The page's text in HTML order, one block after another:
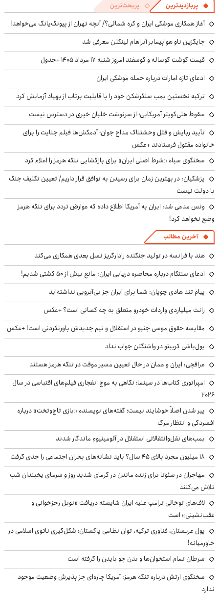
پربازدیدترین پربحث‌ترین
آغاز همکاری موشکی ایران و کره شمالی؟/ آنچه تهران از پیونگ‌یانگ می‌خواهد!
جایگزین ناو هواپیمابر آبراهام لینکلن معرفی شد
قیمت گوشت گوساله و گوسفند امروز شنبه ۱۷ مرداد ۱۴۰۵ +جدول
ادعای تازه امارات درباره حمله موشکی ایران
ترکیه نخستین بمب سنگرشکن خود را با قابلیت پرتاب از پهپاد آزمایش کرد
سقوط هلی‌کوپتر آمریکایی؛ از سرنوشت خلبان خبری در دسترس نیست
تأیید ربایش و قتل وحشتناک مداح جوان؛ آدمکش‌ها فیلم جنایت را برای
خانواده مقتول فرستادند +عکس
سخنگوی سپاه «شرط اصلی ایران» برای بازگشایی تنگه هرمز را اعلام کرد
پزشکیان‌: در بهترین زمان برای رسیدن به توافق قرار داریم/ تعیین تکلیف جنگ
با دولت نیست
ونس مدعی شد: ایران به آمریکا اطلاع داده که عوارض تردد برای تنگه هرمز
وضع نخواهد کرد!
آخرین مطالب
هند با فرانسه در تولید جنگنده رادارگریز نسل بعدی همکاری می‌کند
ادعای سنتکام درباره محاصره دریایی ایران: مانع بیش از ۵۰ کشتی شدیم!
پیام تند هادی چوپان: شما برای ایران جز بی‌آبرویی نداشته‌اید
رانت میلیاردی واردات خودرو متعلق به چه کسانی است؟ +عکس
مقایسه حقوق موسی جنپو در استقلال و تیم جدیدش باورنکردنی است! +عکس
پول‌پاشی کریپتو در واشنگتن جواب نداد
عراقچی: ایران و عمان در حال تعیین مسیر موقت در تنگه هرمز هستند
امپراتوری کتاب‌ها در سینما؛ نگاهی به موج انفجاری فیلم‌های اقتباسی در سال
۲۰۲۶
پیر شدن اصلاً خوشایند نیست؛ گفته‌های نویسنده «بازی تاج‌وتخت» درباره
افسردگی و انتظار مرگ
بمب‌های نقل‌وانتقالاتی استقلال در آلومینیوم ماندگار شدند
۱۸ میلیون مجرد بالای ۴۵ سال؟ باید نشانه‌های بحران اجتماعی را جدی گرفت
مهاجران در سئوتا برای زنده ماندن در گرمای شدید روز و سرمای یخبندان شب
تلاش می‌کنند
لاف‌های توخالی ترامپ علیه ایران شایسته دریافت «نوبل رجزخوانی و
عقب‌نشینی» است
پول عربستان، فناوری ترکیه، توان نظامی پاکستان؛ شکل‌گیری ناتوی اسلامی در
خاورمیانه!
سرطان تمام استخوان‌ها و بدن جو بایدن را گرفته است
سخنگوی ارتش درباره تنگه هرمز: آمریکا چاره‌ای جز پذیرش وضعیت موجود
ندارد